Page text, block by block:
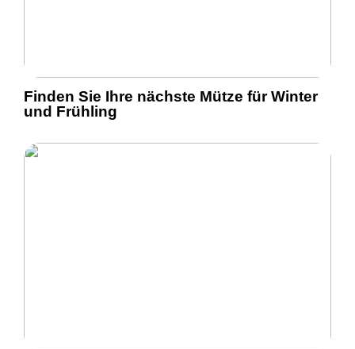
Finden Sie Ihre nächste Mütze für Winter
und Frühling